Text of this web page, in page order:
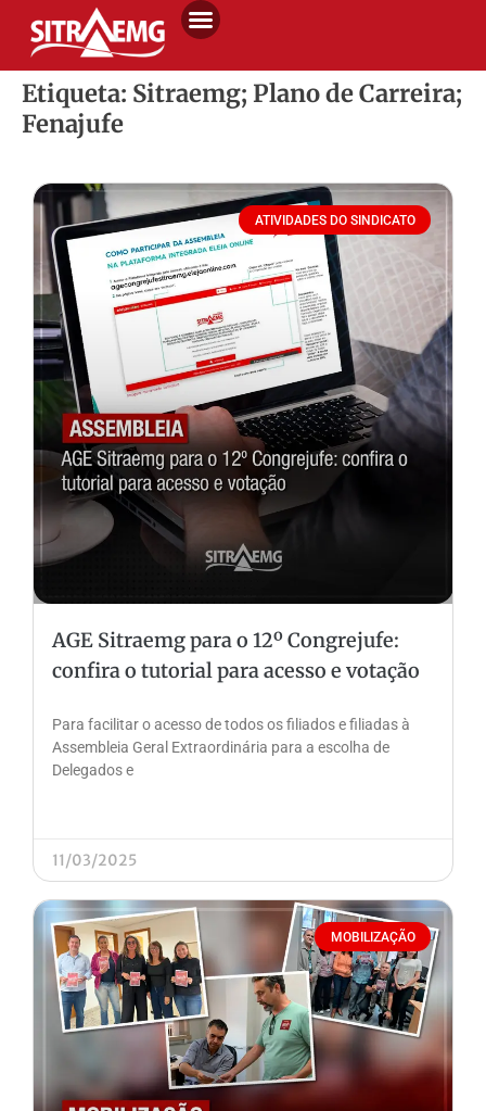
Etiqueta: Sitraemg; Plano de Carreira;
Fenajufe
ATIVIDADES DO SINDICATO
AGE Sitraemg para o 12º Congrejufe:
confira o tutorial para acesso e votação
Para facilitar o acesso de todos os filiados e filiadas à
Assembleia Geral Extraordinária para a escolha de
Delegados e
11/03/2025
MOBILIZAÇÃO